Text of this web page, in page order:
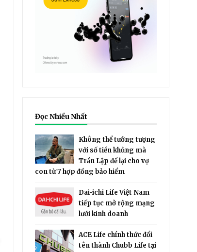
Đọc Nhiều Nhất
Không thể tưởng tượng
với số tiền khủng mà
Trần Lập để lại cho vợ
con từ 7 hợp đồng bảo hiểm
Dai-ichi Life Việt Nam
tiếp tục mở rộng mạng
lưới kinh doanh
ACE Life chính thức đổi
tên thành Chubb Life tại